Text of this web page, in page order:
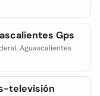
Gps
Aguascalientes
televisión